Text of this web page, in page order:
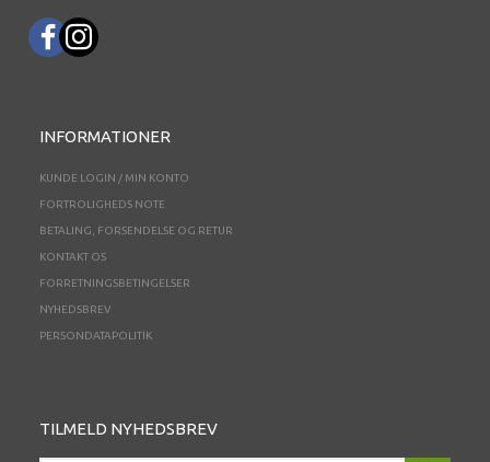
INFORMATIONER
KUNDE LOGIN / MIN KONTO
FORTROLIGHEDS NOTE
BETALING, FORSENDELSE OG RETUR
KONTAKT OS
FORRETNINGSBETINGELSER
NYHEDSBREV
PERSONDATAPOLITIK
TILMELD NYHEDSBREV